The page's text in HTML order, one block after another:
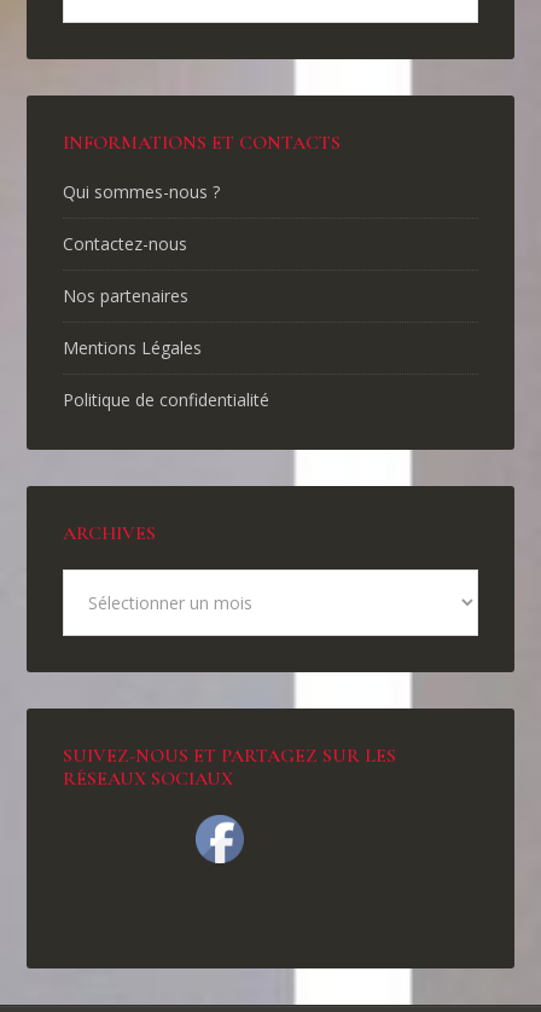
INFORMATIONS ET CONTACTS
Qui sommes-nous ?
Contactez-nous
Nos partenaires
Mentions Légales
Politique de confidentialité
ARCHIVES
SUIVEZ-NOUS ET PARTAGEZ SUR LES
RÉSEAUX SOCIAUX